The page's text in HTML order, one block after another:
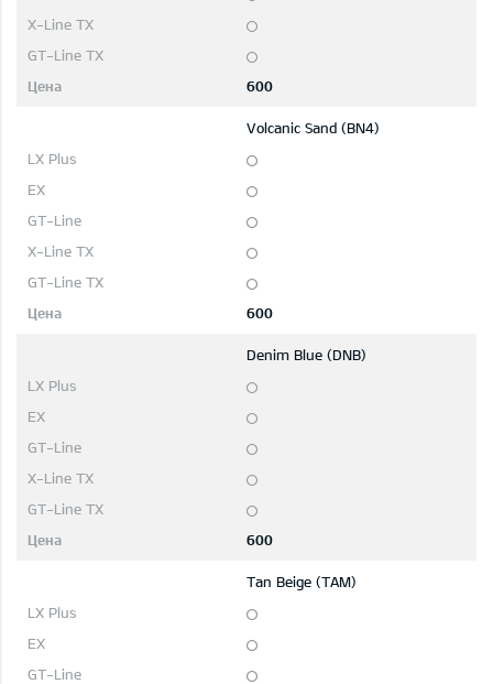
600
Volcanic Sand (BN4)
600
Denim Blue (DNB)
600
Tan Beige (TAM)